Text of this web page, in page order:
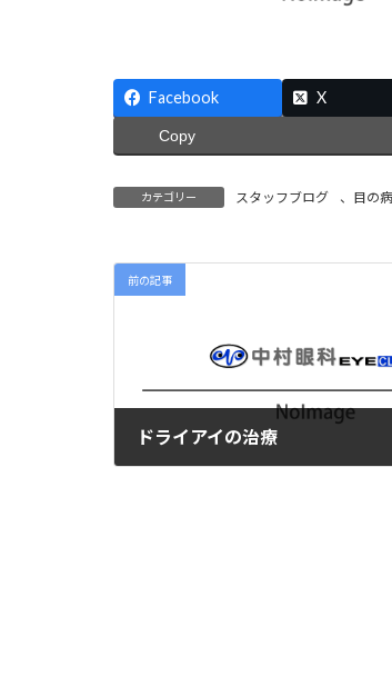
Facebook X
Copy
カテゴリー スタッフブログ 、 目の
前の記事
ドライアイの治療